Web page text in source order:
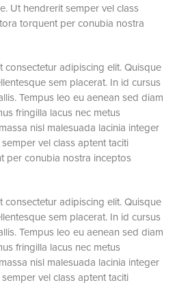
Ut hendrerit semper vel class
torquent per conubia nostra
adipiscing elit. Quisque
sem placerat. In id cursus
Tempus leo eu aenean sed diam
fringilla lacus nec metus
nisl malesuada lacinia integer
vel class aptent taciti
per conubia nostra inceptos
adipiscing elit. Quisque
sem placerat. In id cursus
Tempus leo eu aenean sed diam
fringilla lacus nec metus
nisl malesuada lacinia integer
vel class aptent taciti